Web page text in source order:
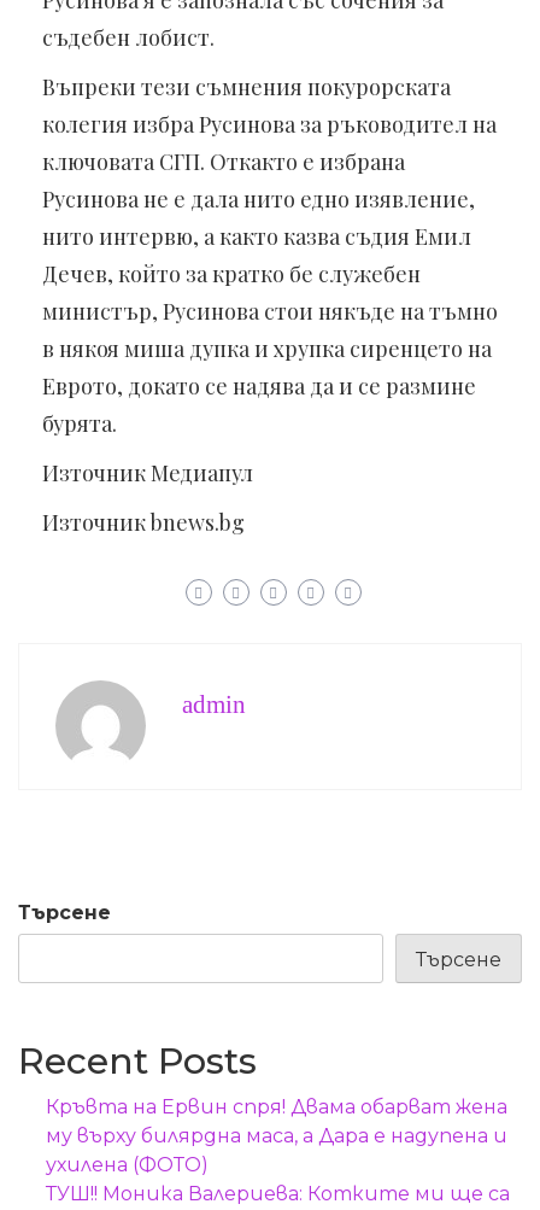
съдебен лобист.
Въпреки тези съмнения покурорската
колегия избра Русинова за ръководител на
ключовата СГП. Откакто е избрана
Русинова не е дала нито едно изявление,
нито интервю, а както казва съдия Емил
Дечев, който за кратко бе служебен
министър, Русинова стои някъде на тъмно
в някоя миша дупка и хрупка сиренцето на
Еврото, докато се надява да и се размине
бурята.
Източник Медиапул
Източник bnews.bg
admin
Търсене
Търсене
Recent Posts
Кръвта на Ервин спря! Двама обарват жена
му върху билярдна маса, а Дара е надупена и
ухилена (ФОТО)
ТУШ!! Моника Валериева: Котките ми ще са